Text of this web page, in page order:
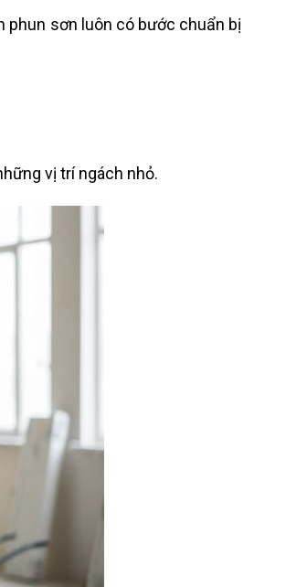
phun sơn luôn có bước chuẩn bị
vị trí ngách nhỏ.